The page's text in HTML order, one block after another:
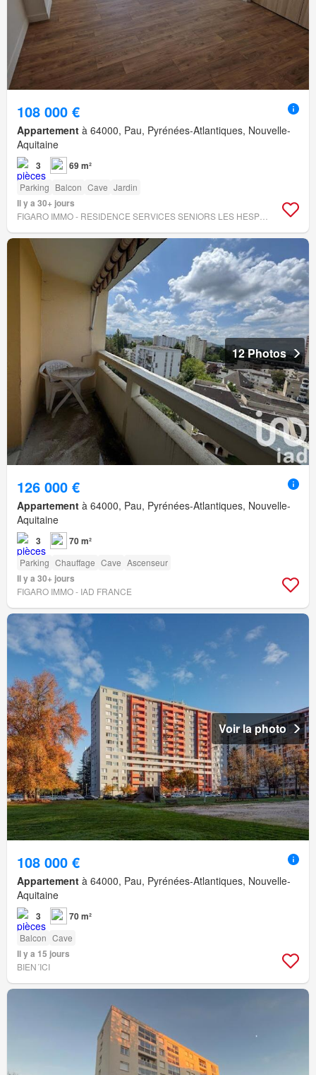
108 000 €
Appartement à 64000, Pau, Pyrénées-Atlantiques, Nouvelle-
Aquitaine
3 69 m²
Parking Balcon Cave Jardin
Il y a 30+ jours
12 Photos
126 000 €
Appartement à 64000, Pau, Pyrénées-Atlantiques, Nouvelle-
Aquitaine
3 70 m²
Parking Chauffage Cave Ascenseur
Il y a 30+ jours
FIGARO IMMO - IAD FRANCE
Voir la photo
108 000 €
Appartement à 64000, Pau, Pyrénées-Atlantiques, Nouvelle-
Aquitaine
3 70 m²
Balcon Cave
Il y a 15 jours
BIEN´ICI